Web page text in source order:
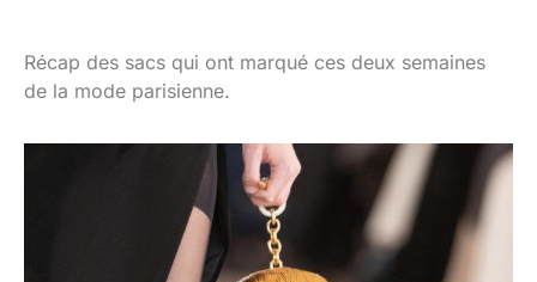
Récap des sacs qui ont marqué ces deux semaines
de la mode parisienne.